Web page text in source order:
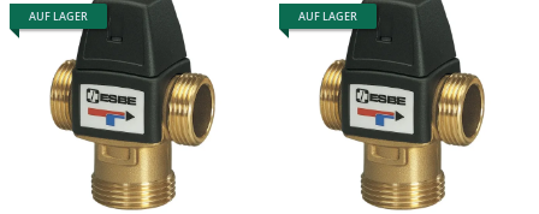
AUF LAGER AUF LAGER